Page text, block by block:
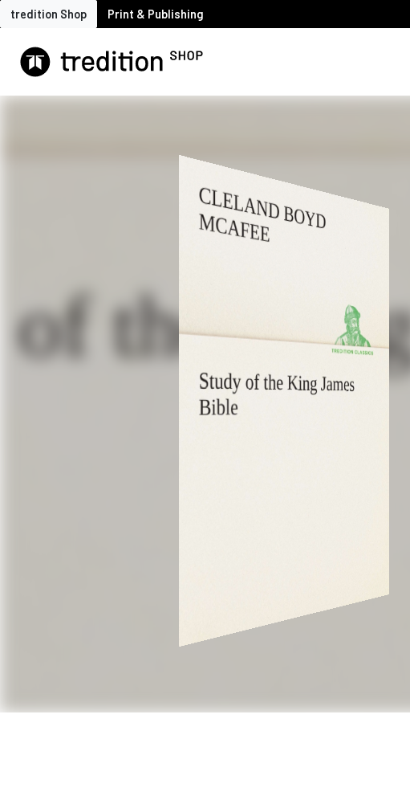
tredition Shop Print & Publishing